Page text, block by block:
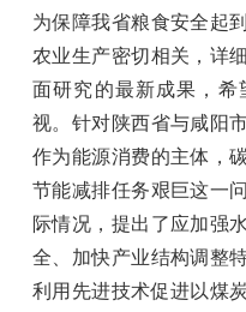
为保障我省粮食安全起
农业生产密切相关，详
面研究的最新成果，希
视。针对陕西省与咸阳
作为能源消费的主体，
节能减排任务艰巨这一
际情况，提出了应加强
全、加快产业结构调整
利用先进技术促进以煤